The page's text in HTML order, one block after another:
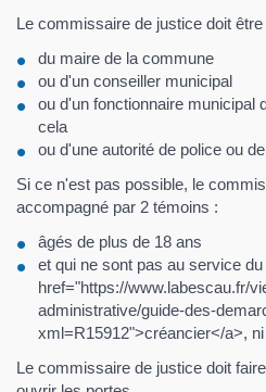
Le commissaire de justice doit
du maire de la commune
ou d'un conseiller municipal
ou d'un fonctionnaire municipal
cela
ou d'une autorité de police ou
Si ce n'est pas possible, le
accompagné par 2 témoins :
âgés de plus de 18 ans
et qui ne sont pas au service
href="https://www.labescau.fr/
administrative/guide-des-
xml=R15912">créancier</a>,
Le commissaire de justice doit